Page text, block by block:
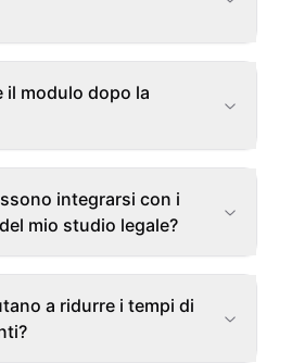
il modulo dopo la
integrarsi con i
mio studio legale?
a ridurre i tempi di